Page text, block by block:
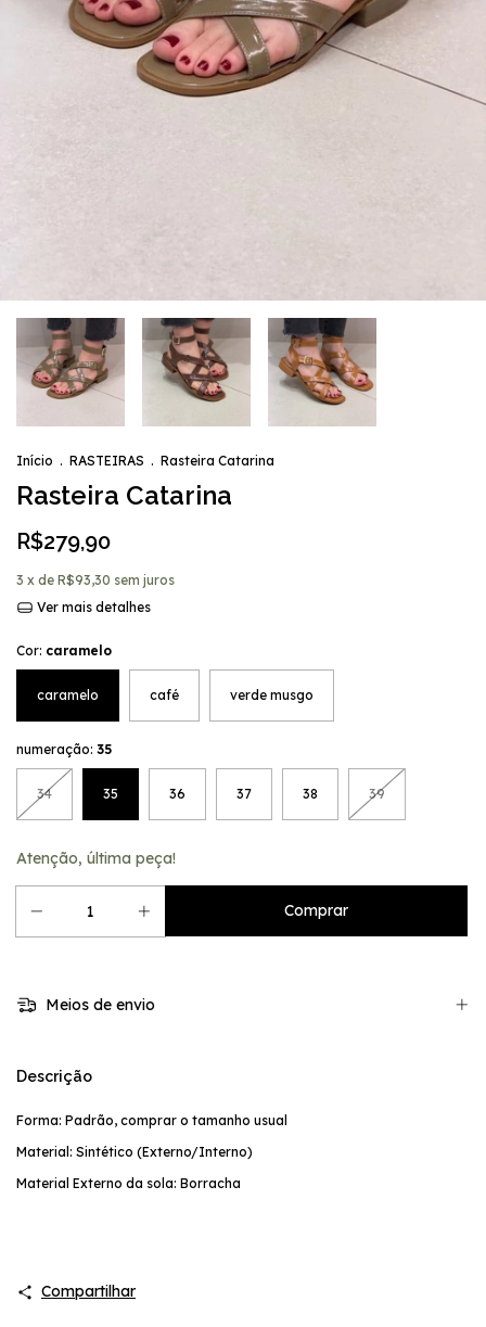
Início . RASTEIRAS . Rasteira Catarina
Rasteira Catarina
R$279,90
3 x de R$93,30 sem juros
Ver mais detalhes
Cor: caramelo
caramelo café verde musgo
numeração: 35
34 35 36 37 38 39
Atenção, última peça!
Meios de envio
Descrição
Forma: Padrão, comprar o tamanho usual
Material: Sintético (Externo/Interno)
Material Externo da sola: Borracha
Compartilhar